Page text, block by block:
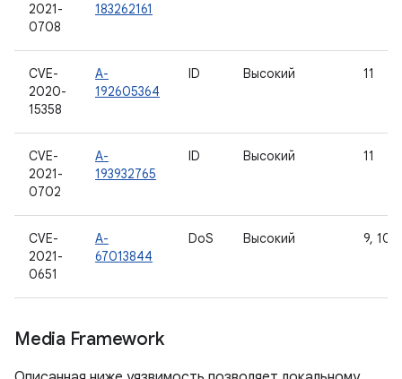
2021-
0708
183262161
CVE-
2020-
15358
A-
192605364
ID Высокий 11
CVE-
2021-
0702
A-
193932765
ID Высокий 11
CVE-
2021-
0651
A-
67013844
DoS Высокий 9, 10,
Media Framework